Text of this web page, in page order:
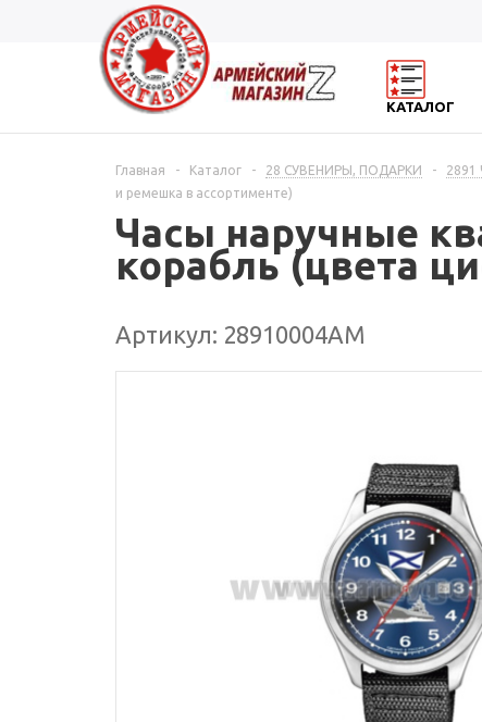
КАТАЛОГ
Главная - Каталог - 28 СУВЕНИРЫ, ПОДАРКИ -
и ремешка в ассортименте)
Часы наручные
корабль (цвета
Артикул: 28910004АМ